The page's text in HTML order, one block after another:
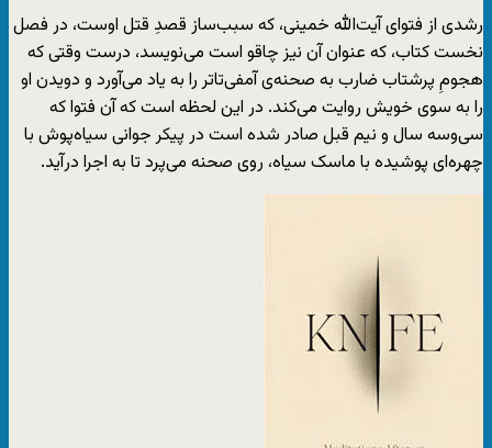
رشدی از فتوای آیت‌الله خمینی، که سبب‌ساز قصدِ قتل اوست، در فصل
نخست کتاب، که عنوان آن نیز چاقو است می‌نویسد، درست وقتی که
هجومِ پرشتاب ضارب به صحنه‌ی آمفی‌تاتر را به یاد می‌آورد و دویدن او
را به سوی خویش روایت می‌کند. در این لحظه است که آن فتوا که
سی‌و‌سه سال و نیم قبل صادر شده است در پیکر جوانی سیاه‌پوش با
چهره‌ای پوشیده با ماسک سیاه، روی صحنه می‌پرد تا به اجرا در‌آید.